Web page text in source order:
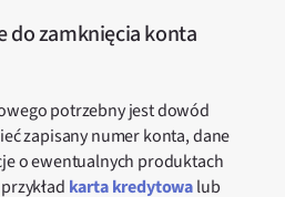
do zamknięcia konta
potrzebny jest dowód
zapisany numer konta, dane
o ewentualnych produktach
karta kredytowalub